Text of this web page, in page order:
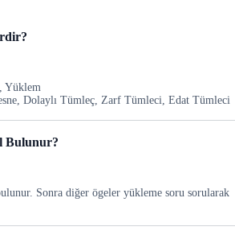
Yüklem
Dolaylı Tümleç, Zarf Tümleci, Edat Tümleci
Bulunur?
Sonra diğer ögeler yükleme soru sorularak